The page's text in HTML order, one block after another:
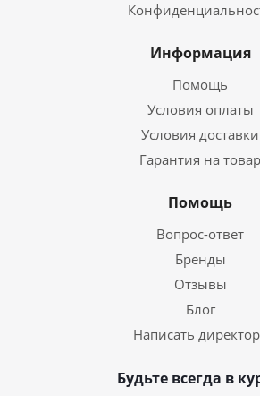
Информация
Помощь
Условия оплаты
Условия доставки
Гарантия на товар
Помощь
Вопрос-ответ
Бренды
Отзывы
Блог
Написать
Будьте всегда в